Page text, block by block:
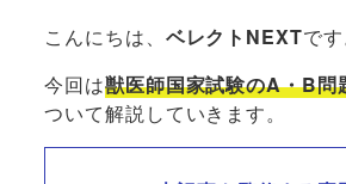
こんにちは、 ベレクトNEXTです
今回は獣医師国家試験のA・B問
ついて解説していきます。